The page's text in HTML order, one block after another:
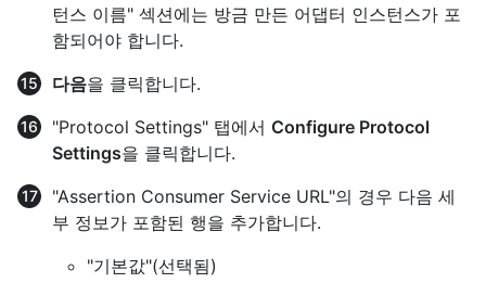
턴스 이름" 섹션에는 방금 만든 어댑터 인스턴스가 포
함되어야 합니다.
다음을 클릭합니다.
"Protocol Settings" 탭에서 Configure Protocol
Settings을 클릭합니다.
"Assertion Consumer Service URL"의 경우 다음 세
부 정보가 포함된 행을 추가합니다.
"기본값"(선택됨)